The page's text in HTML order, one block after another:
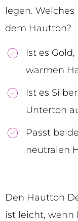
legen.
dem Hautton?
Ist es
warmen
Ist es
Unterton
Passt
neutralen
Den Hautton
ist leicht, wenn